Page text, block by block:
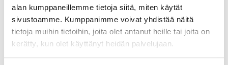
alan kumppaneillemme tietoja siitä, miten käytät
sivustoamme. Kumppanimme voivat yhdistää näitä
tietoja muihin tietoihin, joita olet antanut heille tai joita on
kerätty, kun olet käyttänyt heidän palvelujaan.
Olemme täällä sinua varten 24/7! Käytä chatbottiamme,
niin saat vastauksen nopeasti. Napsauta "Ota yhteyttä",
valitse jäsenyytesi tyyppi ja esitä kysymyksesi. Tavoitat
meidät myös osoitteesta hello-uk@onthatass.com.
Pyrimme vastaamaan kysymykseesi 3 työpäivän